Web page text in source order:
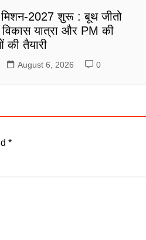
2027 शुरू : बूथ जीतो
यात्रा और PM की
तैयारी
August 6, 2026 0
*